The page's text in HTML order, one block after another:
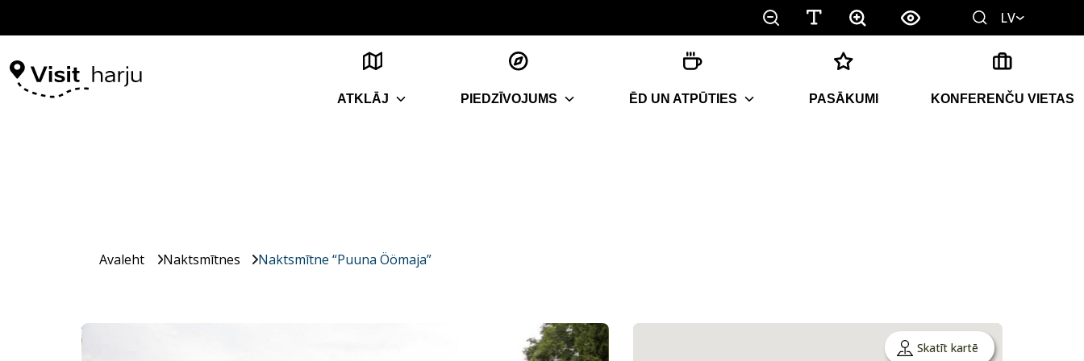
LV
ATKLĀJ PIEDZĪVOJUMS ĒD UN ATPŪTIES PASĀKUMI KONFERENČU VIETAS
Avaleht Naktsmītnes Naktsmītne “Puuna Öömaja”
Skatīt kartē